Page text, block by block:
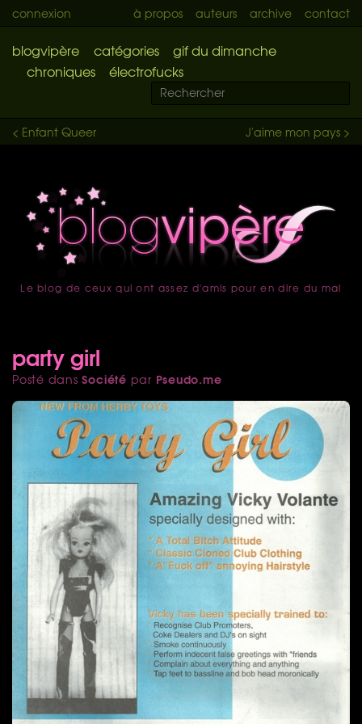
connexion à propos auteurs archive contact
blogvipère catégories
gif du dimanche
chroniques
électrofucks
J'aime mon pays >
< Enfant Queer
accueil
Le blog de ceux qui ont assez d'amis pour en dire du mal
party girl
Posté dansSociété par Pseudo.me